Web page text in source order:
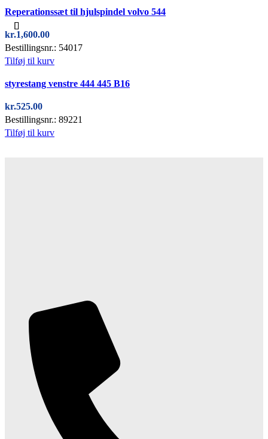
Reperationssæt til hjulspindel volvo 544
kr.1,600.00
Bestillingsnr.: 54017
Tilføj til kurv
styrestang venstre 444 445 B16
kr.525.00
Bestillingsnr.: 89221
Tilføj til kurv